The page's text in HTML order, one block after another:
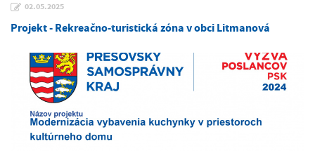
02.05.2025
Projekt - Rekreačno-turistická zóna v obci Litmanová